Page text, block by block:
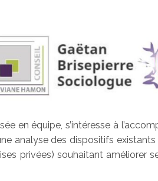
en équipe, s’intéresse à
analyse des dispositifs
privées) souhaitant améliorer